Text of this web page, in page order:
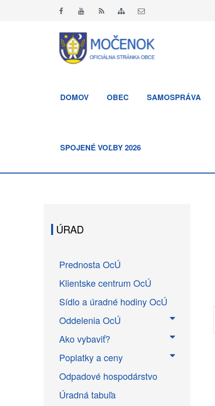
DOMOV OBEC SAMOSPRÁVA
SPOJENÉ VOĽBY 2026
ÚRAD
Prednosta OcÚ
Klientske centrum OcÚ
Sídlo a úradné hodiny OcÚ
Oddelenia OcÚ
Ako vybaviť?
Poplatky a ceny
Odpadové hospodárstvo
Úradná tabuľa